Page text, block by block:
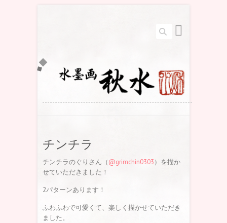
Search
チンチラ
チンチラのぐりさん（@grimchin0303）を描か
せていただきました！
2パターンあります！
ふわふわで可愛くて、楽しく描かせていただき
ました。